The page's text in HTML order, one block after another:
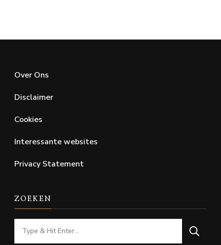
Over Ons
Disclaimer
Cookies
Interessante websites
Privacy Statement
ZOEKEN
Looking
for